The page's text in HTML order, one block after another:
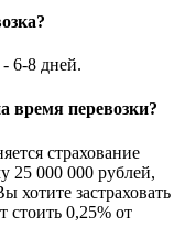
6-8 дней.
время перевозки?
страхование
25 000 000 рублей,
хотите застраховать
стоить 0,25% от